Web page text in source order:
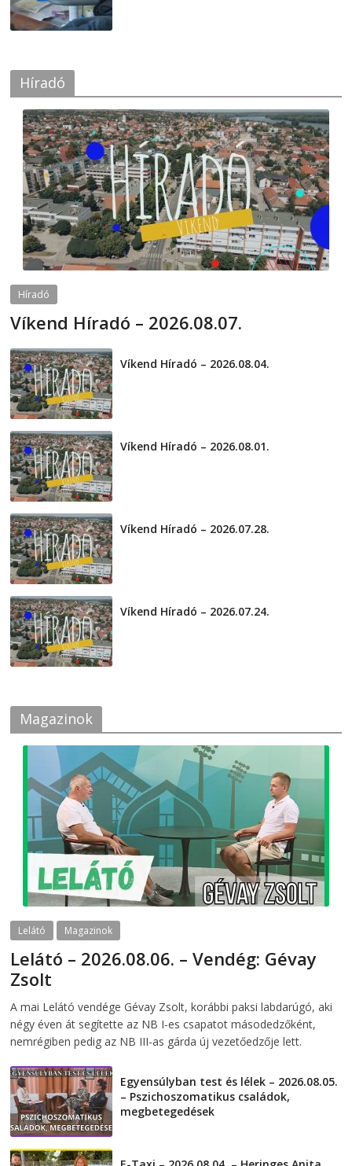
Híradó
Híradó
Víkend Híradó – 2026.08.07.
Víkend Híradó – 2026.08.04.
Víkend Híradó – 2026.08.01.
Víkend Híradó – 2026.07.28.
Víkend Híradó – 2026.07.24.
Magazinok
Lelátó Magazinok
Lelátó – 2026.08.06. – Vendég: Gévay
Zsolt
A mai Lelátó vendége Gévay Zsolt, korábbi paksi labdarúgó, aki
négy éven át segítette az NB I-es csapatot másodedzőként,
nemrégiben pedig az NB III-as gárda új vezetőedzője lett.
Egyensúlyban test és lélek – 2026.08.05.
– Pszichoszomatikus családok,
megbetegedések